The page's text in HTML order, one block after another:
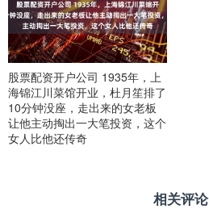
股票配资开户公司 1935年，上
海锦江川菜馆开业，杜月笙排了
10分钟没座，走出来的女老板
让他主动掏出一大笔投资，这个
女人比他还传奇
相关评论